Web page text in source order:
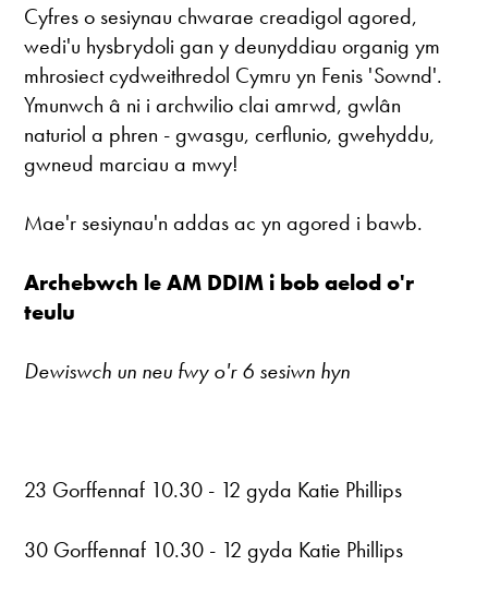
Cyfres o sesiynau chwarae creadigol agored,
wedi'u hysbrydoli gan y deunyddiau organig ym
mhrosiect cydweithredol Cymru yn Fenis 'Sownd'.
Ymunwch â ni i archwilio clai amrwd, gwlân
naturiol a phren - gwasgu, cerflunio, gwehyddu,
gwneud marciau a mwy!
Mae'r sesiynau'n addas ac yn agored i bawb.
Archebwch le AM ​​DDIM i bob aelod o'r
teulu
Dewiswch un neu fwy o'r 6 sesiwn hyn
23 Gorffennaf 10.30 - 12 gyda Katie Phillips
30 Gorffennaf 10.30 - 12 gyda Katie Phillips